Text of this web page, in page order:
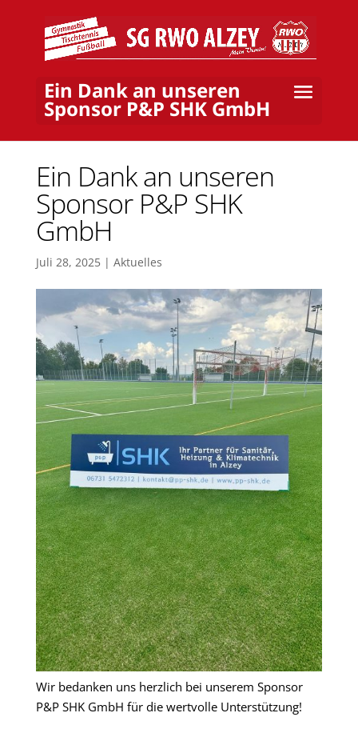
Ein Dank an unseren
Sponsor P&P SHK GmbH
Ein Dank an unseren
Sponsor P&P SHK
GmbH
Juli 28, 2025| Aktuelles
Wir bedanken uns herzlich bei unserem Sponsor
P&P SHKGmbH für die wertvolle Unterstützung!